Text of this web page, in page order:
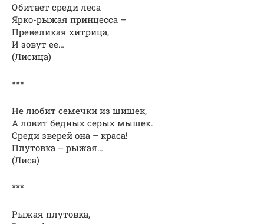
Обитает среди леса
Ярко-рыжая принцесса –
Превеликая хитрица,
И зовут ее…
(Лисица)
***
Не любит семечки из шишек,
А ловит бедных серых мышек.
Среди зверей она – краса!
Плутовка – рыжая…
(Лиса)
***
Рыжая плутовка,